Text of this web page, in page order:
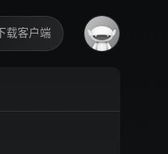
下载客户端